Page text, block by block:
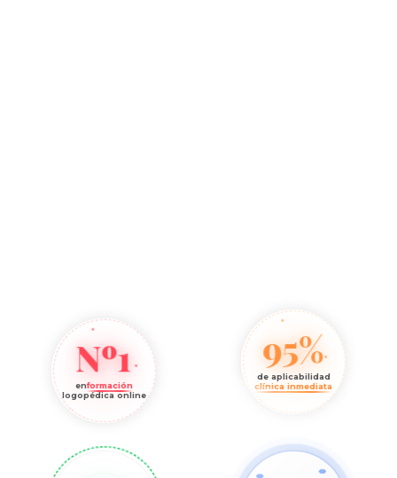
Nº1
enformación
logopédica online
95%
de aplicabilidad
clínica inmediata